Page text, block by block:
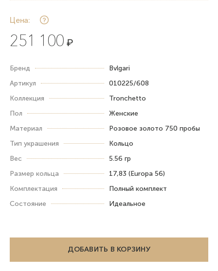
Цена:
251 100 ₽
Бренд
Bvlgari
Артикул
010225/608
Коллекция
Tronchetto
Пол
Женские
Материал
Розовое золото 750 пробы
Тип украшения
Кольцо
Вес
5.56 гр
Размер кольца
17,83 (Europa 56)
Комплектация
Полный комплект
Состояние
Идеальное
ДОБАВИТЬ В КОРЗИНУ